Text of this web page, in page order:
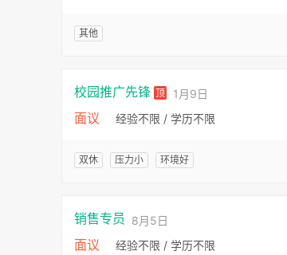
其他
校园推广先锋 顶 1月9日
面议 经验不限 / 学历不限
双休 压力小 环境好
销售专员 8月5日
面议 经验不限 / 学历不限